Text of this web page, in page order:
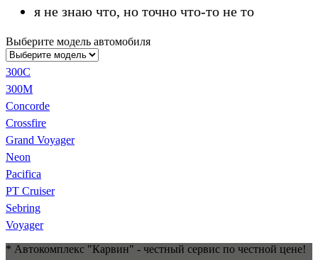
я не знаю что, но точно что-то не то
Выберите модель автомобиля
300C
300M
Concorde
Crossfire
Grand Voyager
Neon
Pacifica
PT Cruiser
Sebring
Voyager
* Автокомплекс "Карвин" - честный сервис по честной цене!